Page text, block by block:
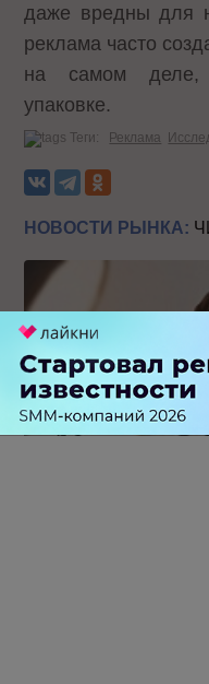
даже вредны для
реклама часто
на самом деле,
упаковке.
Теги: Реклама
НОВОСТИ РЫНКА: